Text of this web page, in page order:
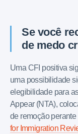
Se você
de medo
Uma CFI positiva
uma possibilidade
elegibilidade para
Appear (NTA),
de remoção
for Immigration